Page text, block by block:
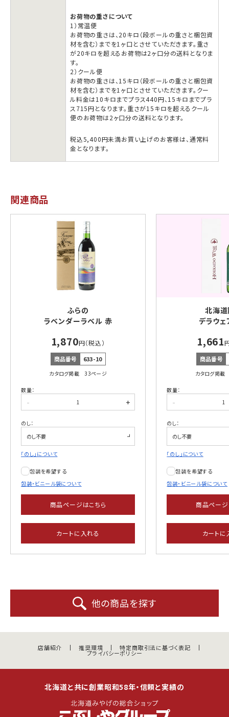
お荷物の重さについて
1）常温便
お荷物の重さは、20キロ（段ボールの重さと梱包資
材を含む）までを1ヶ口とさせていただきます。重さ
が20キロを超えるお荷物は2ヶ口分の送料となりま
す。
2）クール便
お荷物の重さは、15キロ（段ボールの重さと梱包資
材を含む）までを1ヶ口とさせていただきます。クー
ル料金は10キロまでプラス440円、15キロまでプラ
ス715円となります。重さが15キロを超えるクール
便のお荷物は2ヶ口分の送料となります。
税込5,400円未満お買い上げのお客様は、通常料
金となります。
関連商品
ふらの
ラベンダーラベル 赤
1,870円（税込）
商品番号 633-10
カタログ掲載 33ページ
数量：
- +
のし：
「のし」について
包装を希望する
包装・ビニール袋について
商品ページはこちら
カートに入れる
北海
デラウェ
1,661
商品番号
カタログ掲
数量：
-
のし：
「のし」について
包装を希望する
包装・ビニール袋について
商品ページ
カートに
他の商品を探す
店舗紹介 推奨環境 特定商取引法に基づく表記
プライバシーポリシー
北海道と共に創業昭和58年・信頼と実績の